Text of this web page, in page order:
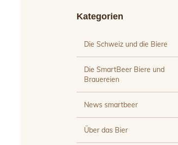
Kategorien
Die Schweiz und die Biere
Die SmartBeer Biere und
Brauereien
News smartbeer
Über das Bier